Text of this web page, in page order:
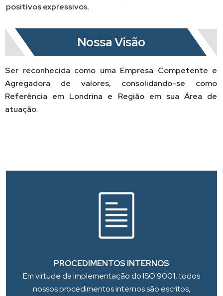
positivos expressivos.
Nossa Visão
Ser reconhecida como uma Empresa Competente e
Agregadora de valores, consolidando-se como
Referência em Londrina e Região em sua Área de
atuação.
PROCEDIMENTOS INTERNOS
Em virtude da implementação do ISO 9001, todos
nossos procedimentos internos são escritos,